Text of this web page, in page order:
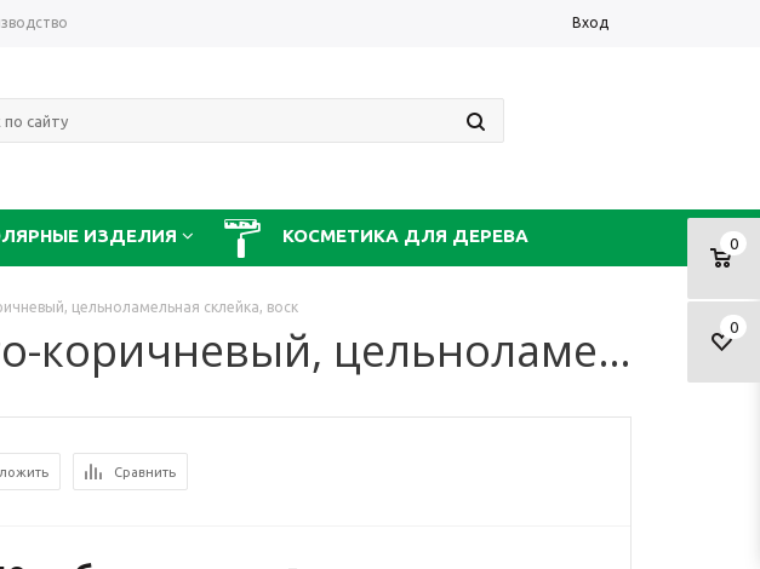
Вход
0
0
ИЗДЕЛИЯ КОСМЕТИКА ДЛЯ ДЕРЕВА
цельноламельная склейка, воск
Столешница из дуба, цвет розовато-коричневый, цельноламельная склейка, воск
Сравнить